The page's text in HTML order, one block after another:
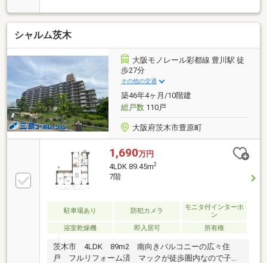
シャルム茨木
大阪モノレール彩都線 豊川駅 徒
歩27分
その他の交通
築46年4ヶ月/10階建
総戸数110戸
大阪府茨木市豊原町
1,690万円
4LDK 89.45m2
7階
駐車場あり 防犯カメラ
モニタ付インターホ
ン
浴室乾燥機
即入居可 所有権
茨木市 4LDK 89m2 南向きバルコニーの広々住
戸 フルリフォーム済 マックが徒歩圏内なので子育